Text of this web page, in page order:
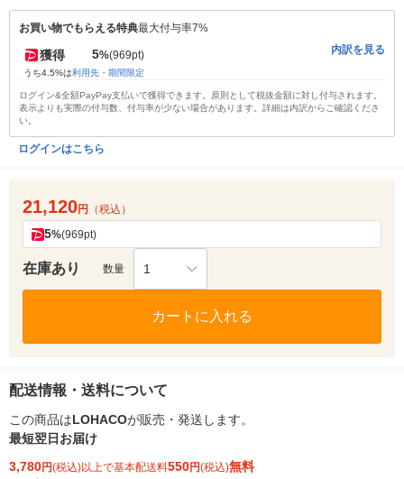
お買い物でもらえる特典最大付与率7%
獲得 5%(969pt)
うち4.5%は利用先・期間限定
内訳を見る
ログイン&全額PayPay支払いで獲得できます。原則として税抜金額に対し付与されます。
表示よりも実際の付与数、付与率が少ない場合があります。詳細は内訳からご確認くださ
い。
ログインはこちら
21,120円 （税込）
5%(969pt)
在庫あり 数量 1
カートに入れる
配送情報・送料について
この商品はLOHACOが販売・発送します。
最短翌日お届け
3,780円(税込)以上で基本配送料550円(税込)無料